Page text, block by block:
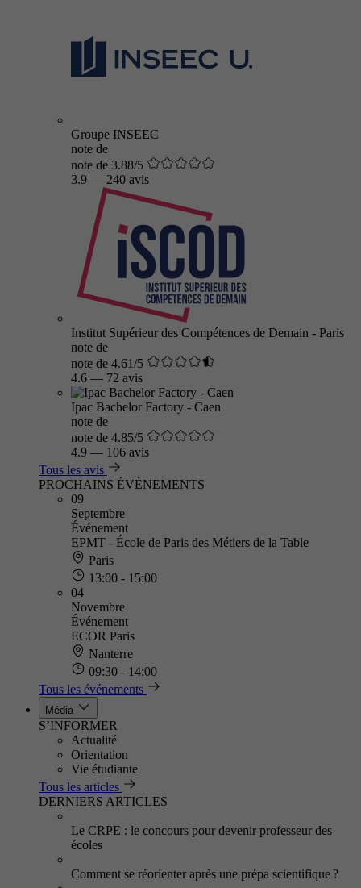
Groupe INSEEC
note de
note de 3.88/5
3.9 — 240 avis
Institut Supérieur des Compétences de Demain - Paris
note de
note de 4.61/5
4.6 — 72 avis
Ipac Bachelor Factory - Caen
note de
note de 4.85/5
4.9 — 106 avis
Tous les avis
PROCHAINS ÉVÈNEMENTS
09
Septembre
Événement
EPMT - École de Paris des Métiers de la Table
Paris
13:00 - 15:00
04
Novembre
Événement
ECOR Paris
Nanterre
09:30 - 14:00
Tous les événements
Média
S’INFORMER
Actualité
Orientation
Vie étudiante
Tous les articles
DERNIERS ARTICLES
Le CRPE : le concours pour devenir professeur des
écoles
Comment se réorienter après une prépa scientifique ?